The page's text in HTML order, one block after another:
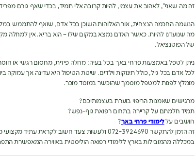
זה מה שאני”, לאהוב את עצמי, להיות קרובה אלי תמיד, בכדי שאף גורם מפריד
הנשמה החכמה הנצחית, אור האלוהות השוכן בכל אדם, שואף להתממש
מה שנועדנו להיות. כאשר האדם נמצא במקום שלו – הוא בריא. אין למחלה
של הפוטנציאל.
ניתן לטפל באמצעות פרחי באך בכל בעיה: מחלה פיזית, מחסום רגשי או חוסר
לכל אדם בכל גיל, כולל תינוקות וילדים. שיטת הטיפול היא עדינה אך עמוקה
מומלץ לפנות למטפל מוסמך שהוכשר במוסד מוכר.
מרגישים שאמנות הריפוי בוערת בעצמותיכם?
תמיד חלמתם על קריירה בתחום רפואת גוף-נפש?
חושבים עללימודי פרחי באך?
זה הזמן להתקשר 072-3924690 ולעשות צעד חשוב לקראת עתיד מקצועי מתגמל
במכללה מהמובילות בארץ ללימודי רפואה הוליסטית באווירה המאפשרת